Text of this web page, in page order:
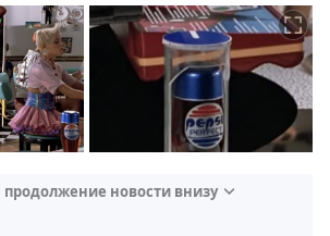
продолжение новости внизу